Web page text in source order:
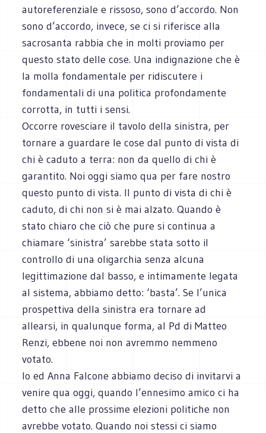
autoreferenziale e rissoso, sono d’accordo. Non
sono d’accordo, invece, se ci si riferisce alla
sacrosanta rabbia che in molti proviamo per
questo stato delle cose. Una indignazione che è
la molla fondamentale per ridiscutere i
fondamentali di una politica profondamente
corrotta, in tutti i sensi.
Occorre rovesciare il tavolo della sinistra, per
tornare a guardare le cose dal punto di vista di
chi è caduto a terra: non da quello di chi è
garantito. Noi oggi siamo qua per fare nostro
questo punto di vista. Il punto di vista di chi è
caduto, di chi non si è mai alzato. Quando è
stato chiaro che ciò che pure si continua a
chiamare ‘sinistra’ sarebbe stata sotto il
controllo di una oligarchia senza alcuna
legittimazione dal basso, e intimamente legata
al sistema, abbiamo detto: ‘basta’. Se l’unica
prospettiva della sinistra era tornare ad
allearsi, in qualunque forma, al Pd di Matteo
Renzi, ebbene noi non avremmo nemmeno
votato.
Io ed Anna Falcone abbiamo deciso di invitarvi a
venire qua oggi, quando l’ennesimo amico ci ha
detto che alle prossime elezioni politiche non
avrebbe votato. Quando noi stessi ci siamo